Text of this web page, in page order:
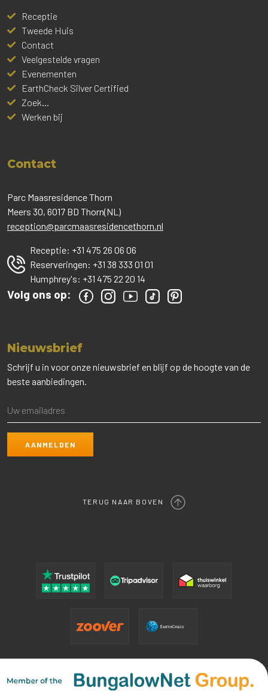
Receptie
Tweede Huis
Contact
Veelgestelde vragen
Evenementen
EarthCheck Silver Certified
Zoek...
Werken bij
Contact
Parc Maasresidence Thorn
Meers 30, 6017 BD Thorn(NL)
reception@parcmaasresidencethorn.nl
Receptie: +31 475 26 06 06
Reserveringen: +31 38 333 01 01
Humphrey's: +31 475 22 20 14
Volg ons op:
Nieuwsbrief
Schrijf u in voor onze nieuwsbrief en blijf op de hoogte van de
beste aanbiedingen.
TERUG NAAR BOVEN